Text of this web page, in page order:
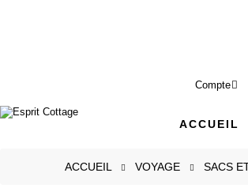
Compte
ACCUEIL
ACCUEIL VOYAGE SACS